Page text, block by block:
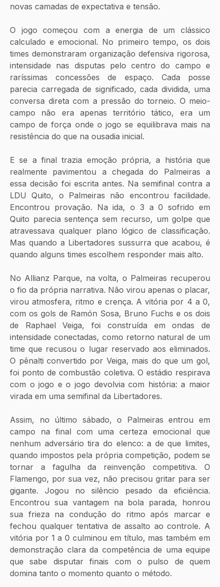
novas camadas de expectativa e tensão.
O jogo começou com a energia de um clássico
calculado e emocional. No primeiro tempo, os dois
times demonstraram organização defensiva rigorosa,
intensidade nas disputas pelo centro do campo e
raríssimas concessões de espaço. Cada posse
parecia carregada de significado, cada dividida, uma
conversa direta com a pressão do torneio. O meio-
campo não era apenas território tático, era um
campo de força onde o jogo se equilibrava mais na
resistência do que na ousadia inicial.
E se a final trazia emoção própria, a história que
realmente pavimentou a chegada do Palmeiras a
essa decisão foi escrita antes. Na semifinal contra a
LDU Quito, o Palmeiras não encontrou facilidade.
Encontrou provação. Na ida, o 3 a 0 sofrido em
Quito parecia sentença sem recurso, um golpe que
atravessava qualquer plano lógico de classificação.
Mas quando a Libertadores sussurra que acabou, é
quando alguns times escolhem responder mais alto.
No Allianz Parque, na volta, o Palmeiras recuperou
o fio da própria narrativa. Não virou apenas o placar,
virou atmosfera, ritmo e crença. A vitória por 4 a 0,
com os gols de Ramón Sosa, Bruno Fuchs e os dois
de Raphael Veiga, foi construída em ondas de
intensidade conectadas, como retorno natural de um
time que recusou o lugar reservado aos eliminados.
O pênalti convertido por Veiga, mais do que um gol,
foi ponto de combustão coletiva. O estádio respirava
com o jogo e o jogo devolvia com história: a maior
virada em uma semifinal da Libertadores.
Assim, no último sábado, o Palmeiras entrou em
campo na final com uma certeza emocional que
nenhum adversário tira do elenco: a de que limites,
quando impostos pela própria competição, podem se
tornar a fagulha da reinvenção competitiva. O
Flamengo, por sua vez, não precisou gritar para ser
gigante. Jogou no silêncio pesado da eficiência.
Encontrou sua vantagem na bola parada, honrou
sua frieza na condução do ritmo após marcar e
fechou qualquer tentativa de assalto ao controle. A
vitória por 1 a 0 culminou em título, mas também em
demonstração clara da competência de uma equipe
que sabe disputar finais com o pulso de quem
domina tanto o momento quanto o método.